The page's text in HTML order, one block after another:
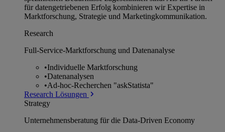
für datengetriebenen Erfolg kombinieren wir Expertise in
Marktforschung, Strategie und Marketingkommunikation.
Research
Full-Service-Marktforschung und Datenanalyse
•Individuelle Marktforschung
•Datenanalysen
•Ad-hoc-Recherchen "askStatista"
Research Lösungen
Strategy
Unternehmens­beratung für die Data-Driven Economy